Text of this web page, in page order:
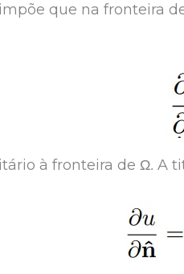
impõe que na fronteira
à fronteira de Ω.A